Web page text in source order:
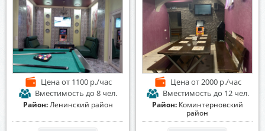
Ценаот 1100 р./час
Вместимость до 8 чел.
Район:Ленинский район
Ценаот 2000 р./час
Вместимость до 12 чел.
Район: Коминтерновский
район